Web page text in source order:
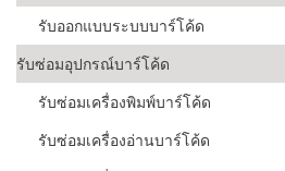
รับออกแบบระบบบาร์โค้ด
รับซ่อมอุปกรณ์บาร์โค้ด
รับซ่อมเครื่องพิมพ์บาร์โค้ด
รับซ่อมเครื่องอ่านบาร์โค้ด